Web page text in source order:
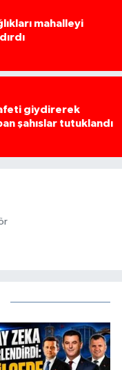
mahalleyi
giydirerek
şahıslar tutuklandı